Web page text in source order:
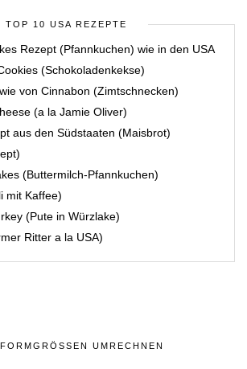
TOP 10 USA REZEPTE
Rezept (Pfannkuchen) wie in den USA
(Schokoladenkekse)
von Cinnabon (Zimtschnecken)
(a la Jamie Oliver)
aus den Südstaaten (Maisbrot)
(Buttermilch-Pfannkuchen)
mit Kaffee)
(Pute in Würzlake)
Ritter a la USA)
UMRECHNEN